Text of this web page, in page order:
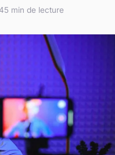
5 min de lecture